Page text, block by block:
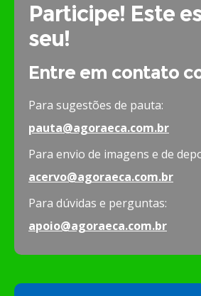
Participe! Este
seu!
Entre em contato
Para sugestões de pauta:
pauta@agoraeca.com.br
Para envio de imagens e de
acervo@agoraeca.com.br
Para dúvidas e perguntas:
apoio@agoraeca.com.br